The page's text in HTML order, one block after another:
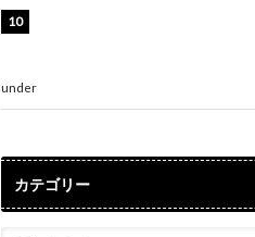
under
カテゴリー